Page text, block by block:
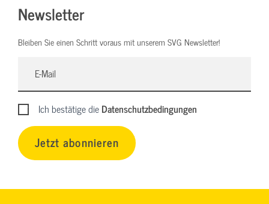
Newsletter
Bleiben Sie einen Schritt voraus mit unserem SVG Newsletter!
Ich bestätige dieDatenschutzbedingungen
Jetzt abonnieren